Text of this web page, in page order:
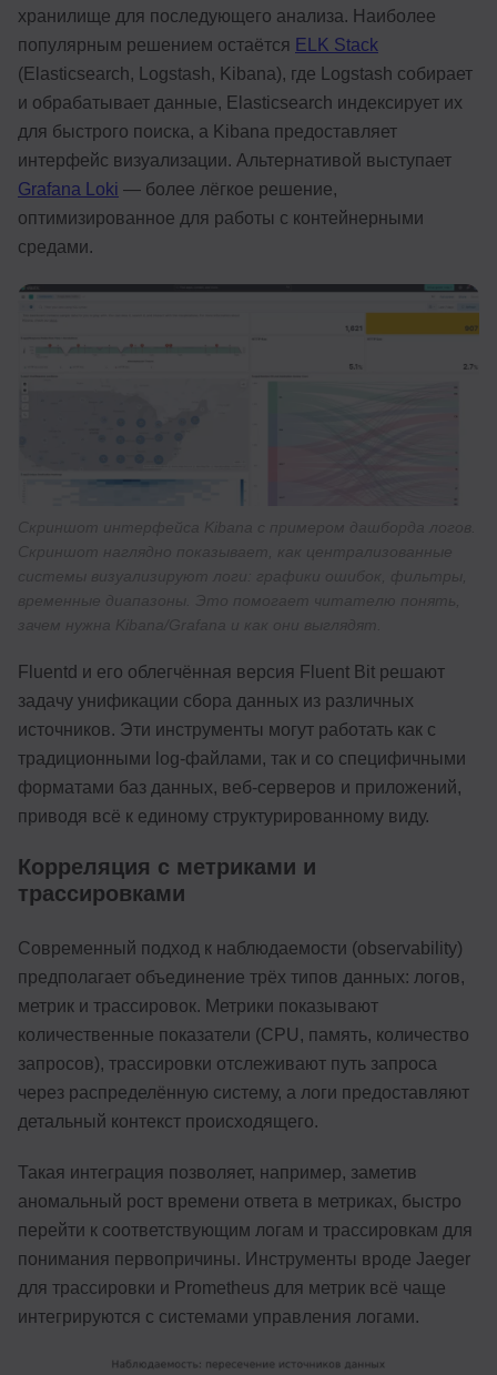
хранилище для последующего анализа. Наиболее
популярным решением остаётся ELK Stack
(Elasticsearch, Logstash, Kibana), где Logstash собирает
и обрабатывает данные, Elasticsearch индексирует их
для быстрого поиска, а Kibana предоставляет
интерфейс визуализации. Альтернативой выступает
Grafana Loki — более лёгкое решение,
оптимизированное для работы с контейнерными
средами.
Fluentd и его облегчённая версия Fluent Bit решают
задачу унификации сбора данных из различных
источников. Эти инструменты могут работать как с
традиционными log-файлами, так и со специфичными
форматами баз данных, веб-серверов и приложений,
приводя всё к единому структурированному виду.
Корреляция с метриками и
трассировками
Современный подход к наблюдаемости (observability)
предполагает объединение трёх типов данных: логов,
метрик и трассировок. Метрики показывают
количественные показатели (CPU, память, количество
запросов), трассировки отслеживают путь запроса
через распределённую систему, а логи предоставляют
детальный контекст происходящего.
Такая интеграция позволяет, например, заметив
аномальный рост времени ответа в метриках, быстро
перейти к соответствующим логам и трассировкам для
понимания первопричины. Инструменты вроде Jaeger
для трассировки и Prometheus для метрик всё чаще
интегрируются с системами управления логами.